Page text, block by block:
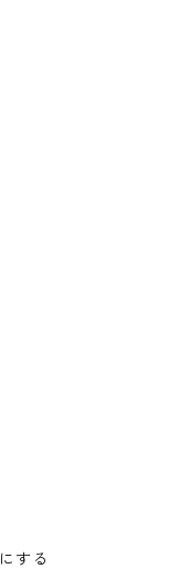
する